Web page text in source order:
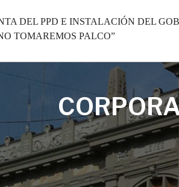
DEL PPD E INSTALACIÓN DEL
TOMAREMOS PALCO”